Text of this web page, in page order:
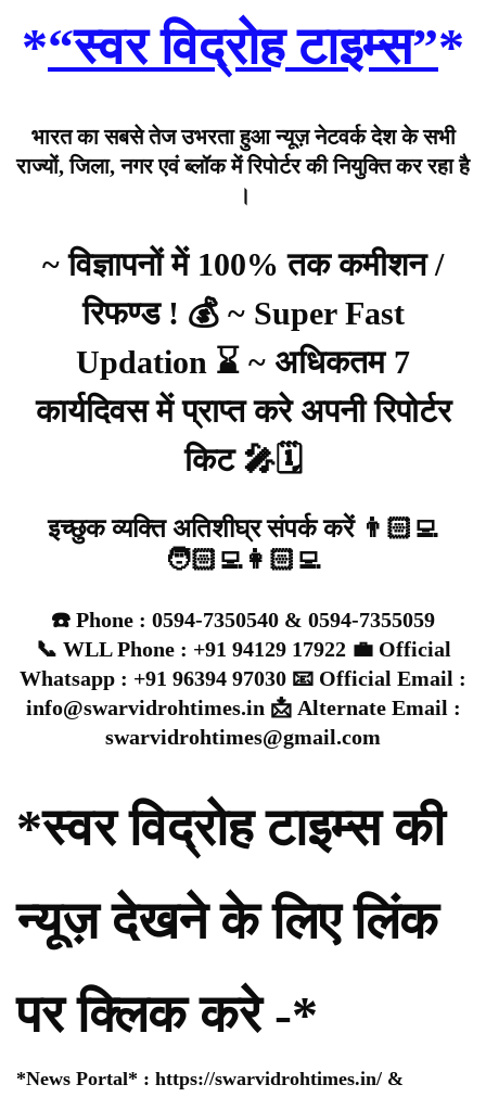
*“स्वर विद्रोह टाइम्स”*
भारत का सबसे तेज उभरता हुआ न्यूज़ नेटवर्क देश के सभी
राज्यों, जिला, नगर एवं ब्लॉक में रिपोर्टर की नियुक्ति कर रहा है
।
~ विज्ञापनों में 100% तक कमीशन /
रिफण्ड ! 💰 ~ Super Fast
Updation ⌛ ~ अधिकतम 7
कार्यदिवस में प्राप्त करे अपनी रिपोर्टर
किट 🎤🗓️
इच्छुक व्यक्ति अतिशीघ्र संपर्क करें 👨🏻‍💻
🧑🏻‍💻👩🏻‍💻
☎️ Phone : 0594-7350540 & 0594-7355059
📞 WLL Phone : +91 94129 17922 💼 Official
Whatsapp : +91 96394 97030 📧 Official Email :
info@swarvidrohtimes.in 📩 Alternate Email :
swarvidrohtimes@gmail.com
*स्वर विद्रोह टाइम्स की
न्यूज़ देखने के लिए लिंक
पर क्लिक करे -*
*News Portal* : https://swarvidrohtimes.in/ &